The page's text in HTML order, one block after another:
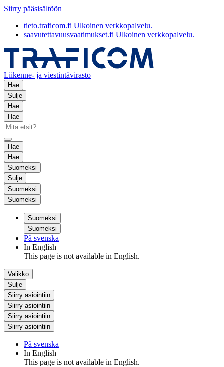
Siirry pääsisältöön
tieto.traficom.fi Ulkoinen verkkopalvelu.
saavutettavuusvaatimukset.fi Ulkoinen verkkopalvelu.
Liikenne- ja viestintävirasto
Hae
Sulje
Hae
Hae
Hae
Hae
Suomeksi
Sulje
Suomeksi
Suomeksi
Suomeksi
Suomeksi
På svenska
In English
This page is not available in English.
Valikko
Sulje
Siirry asiointiin
Siirry asiointiin
Siirry asiointiin
Siirry asiointiin
På svenska
In English
This page is not available in English.